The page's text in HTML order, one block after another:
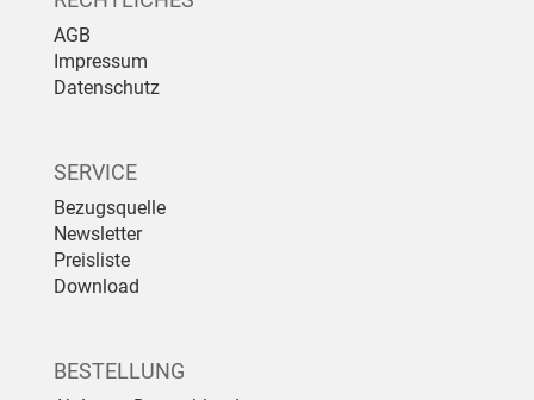
AGB
Impressum
Datenschutz
SERVICE
Bezugsquelle
Newsletter
Preisliste
Download
BESTELLUNG